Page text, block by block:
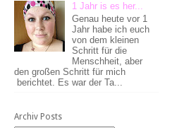
1 Jahr is es her...
Genau heute vor 1
Jahr habe ich euch
von dem kleinen
Schritt für die
Menschheit, aber
den großen Schritt für mich
berichtet. Es war der Ta...
Archiv Posts